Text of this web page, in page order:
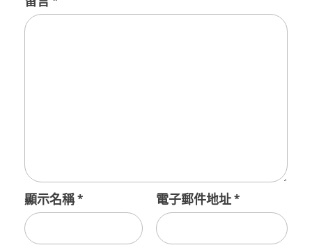
顯示名稱* 電子郵件地址*